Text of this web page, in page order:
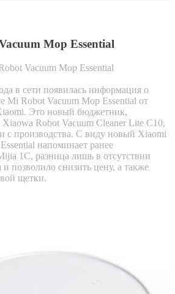
Mop Essential
Vacuum Mop Essential
в сети появилась информация о
Mi Robot Vacuum Mop Essential от
Это новый бюджетник,
Robot Vacuum Cleaner Lite C10,
с производства. С виду новый Xiaomi
напоминает ранее
1C, разница лишь в отсутствии
позволило снизить цену, а также
щетки.